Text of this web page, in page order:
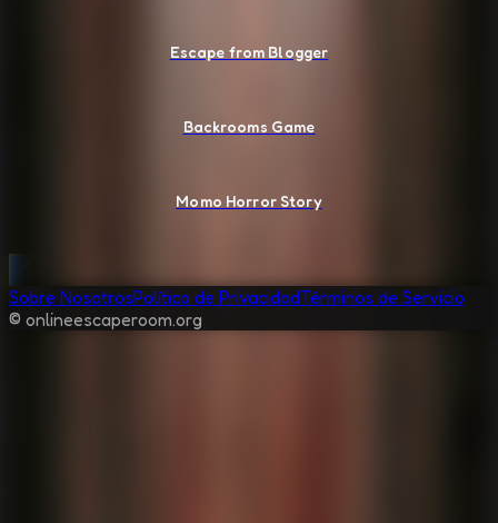
Escape from Blogger
Backrooms Game
Momo Horror Story
Sobre NosotrosPolítica de PrivacidadTérminos de Servicio
© onlineescaperoom.org